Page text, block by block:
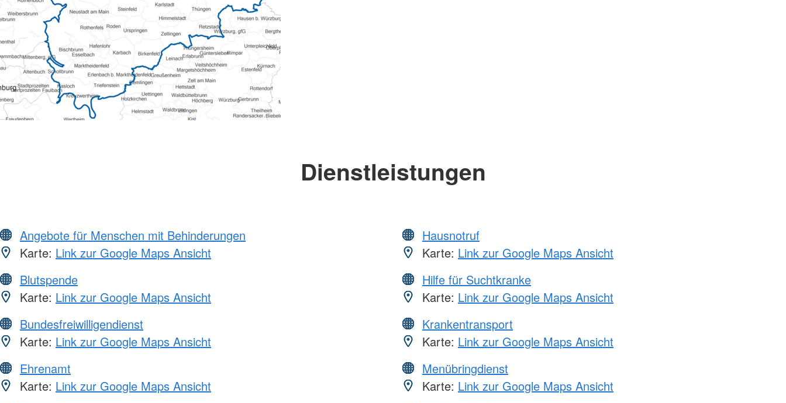
Dienstleistungen
Angebote für Menschen mit Behinderungen
Karte: Link zur Google Maps Ansicht
Blutspende
Karte: Link zur Google Maps Ansicht
Bundesfreiwilligendienst
Karte: Link zur Google Maps Ansicht
Ehrenamt
Karte: Link zur Google Maps Ansicht
Hausnotruf
Karte: Link zur Google Maps Ansicht
Hilfe für Suchtkranke
Karte: Link zur Google Maps Ansicht
Krankentransport
Karte: Link zur Google Maps Ansicht
Menübringdienst
Karte: Link zur Google Maps Ansicht